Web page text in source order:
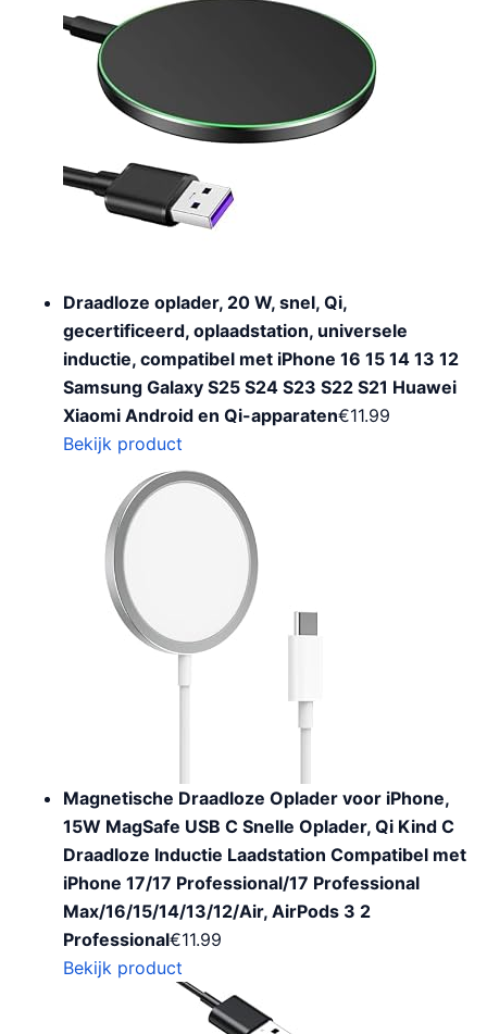
Draadloze oplader, 20 W, snel, Qi,
gecertificeerd, oplaadstation, universele
inductie, compatibel met iPhone 16 15 14 13 12
Samsung Galaxy S25 S24 S23 S22 S21 Huawei
Xiaomi Android en Qi-apparaten€11.99
Bekijk product
Magnetische Draadloze Oplader voor iPhone,
15W MagSafe USB C Snelle Oplader, Qi Kind C
Draadloze Inductie Laadstation Compatibel met
iPhone 17/17 Professional/17 Professional
Max/16/15/14/13/12/Air, AirPods 3 2
Professional€11.99
Bekijk product